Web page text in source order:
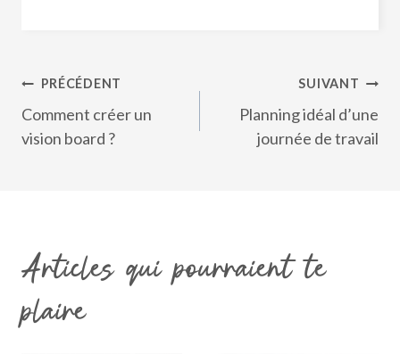
Navigation
de
l’article
PRÉCÉDENT
Comment créer un
vision board ?
SUIVANT
Planning idéal d’une
journée de travail
Articles qui pourraient te
plaire